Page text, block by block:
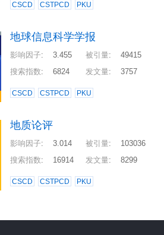
CSCD CSTPCD PKU
地球信息科学学报
影响因子: 3.455 被引量:
49415
搜索指数: 6824 发文量: 3757
CSCD CSTPCD PKU
地质论评
影响因子: 3.014 被引量:
103036
搜索指数: 16914 发文量: 8299
CSCD CSTPCD PKU